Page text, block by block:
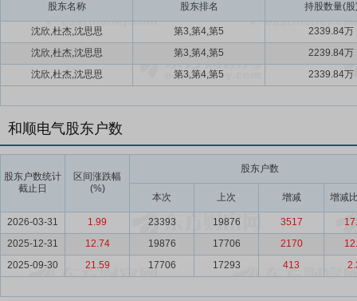
股东名称 股东排名 持股数量(股
沈欣,杜杰,沈思思 第3,第4,第5
2339.84万
沈欣,杜杰,沈思思
第3,第4,第5
2239.84万
沈欣,杜杰,沈思思
第3,第4,第5 2339.84万
和顺电气股东户数
股东户数统计
截止日
区间涨跌幅
(%)
股东户数
本次 上次 增减 增减
2026-03-31 1.99 23393 19876 3517
2025-12-31
12.74 19876 17706 2170
2025-09-30
21.59 17706 17293 413